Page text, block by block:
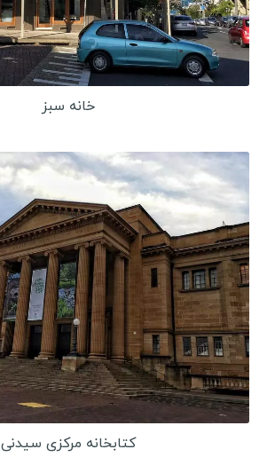
خانه سبز
کتابخانه مرکزی سیدنی